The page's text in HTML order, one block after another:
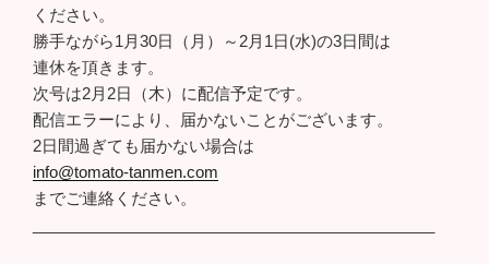
ください。
勝手ながら1月30日（月）～2月1日(水)の3日間は
連休を頂きます。
次号は2月2日（木）に配信予定です。
配信エラーにより、届かないことがございます。
2日間過ぎても届かない場合は
info@tomato-tanmen.com
までご連絡ください。